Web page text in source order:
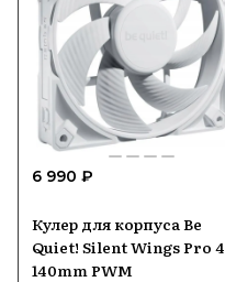
6 990 ₽
Кулер для корпуса Be
Quiet! Silent Wings Pro 4
140mm PWM